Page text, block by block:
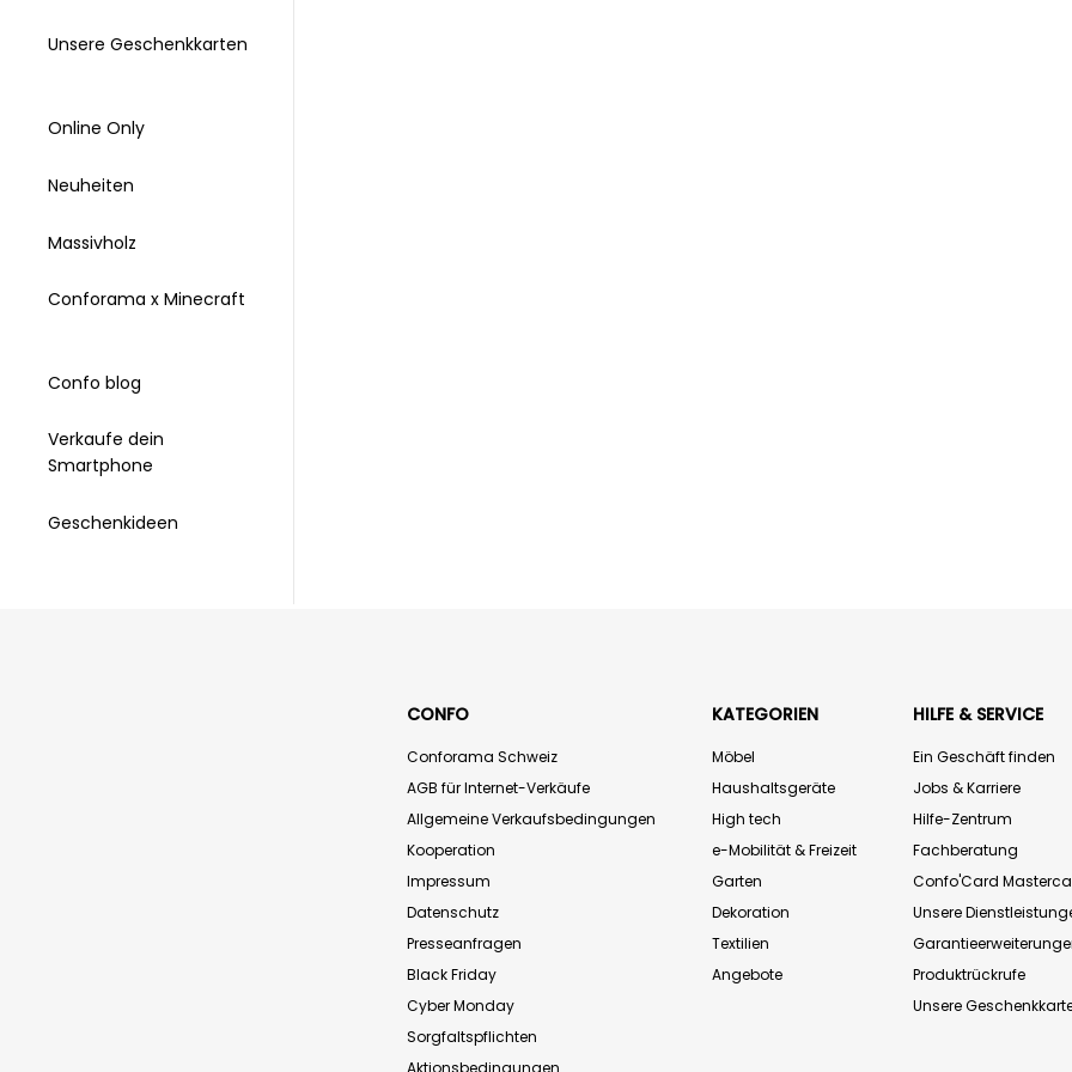
Unsere Geschenkkarten
Online Only
Neuheiten
Massivholz
Conforama x Minecraft
Confo blog
Verkaufe dein
Smartphone
Geschenkideen
CONFO
Conforama Schweiz
AGB für Internet-Verkäufe
Allgemeine Verkaufsbedingungen
Kooperation
Impressum
Datenschutz
Presseanfragen
Black Friday
Cyber Monday
Sorgfaltspflichten
KATEGORIEN
Möbel
Haushaltsgeräte
High tech
e-Mobilität & Freizeit
Garten
Dekoration
Textilien
Angebote
HILFE & SERVICE
Ein Geschäft finden
Jobs & Karriere
Hilfe-Zentrum
Fachberatung
Confo'Card
Unsere
Produktrückrufe
Unsere